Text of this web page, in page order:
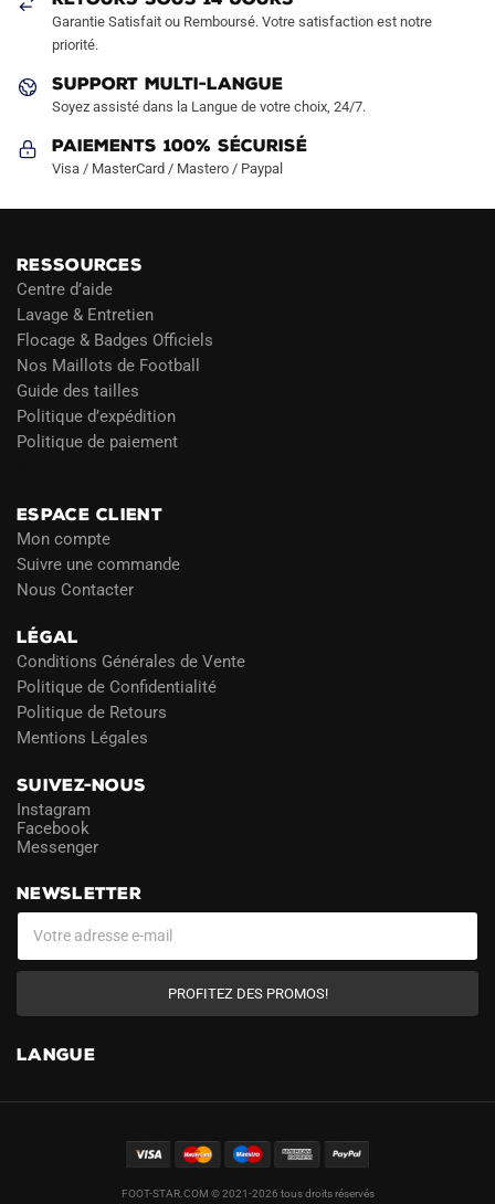
page
produit
la
Garantie Satisfait ou Remboursé. Votre satisfaction est notre
priorité.
SUPPORT MULTI-LANGUE
Soyez assisté dans la Langue de votre choix, 24/7.
Paiements 100% Sécurisé
Visa / MasterCard / Mastero / Paypal
RESSOURCES
Centre d’aide
Lavage & Entretien
Flocage & Badges Officiels
Nos Maillots de Football
Guide des tailles
Politique d’expédition
Politique de paiement
ESPACE CLIENT
Mon compte
Suivre une commande
Nous Contacter
LÉGAL
Conditions Générales de Vente
Politique de Confidentialité
Politique de Retours
Mentions Légales
SUIVEZ-NOUS
Instagram
Facebook
Messenger
NEWSLETTER
PROFITEZ DES PROMOS!
LANGUE
FOOT-STAR.COM © 2021-2026 tous droits réservés